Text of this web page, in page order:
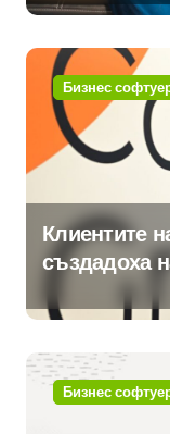
Бизнес
Клиентите
създадоха
приложения
с помощта
изкуствен
Бизнес